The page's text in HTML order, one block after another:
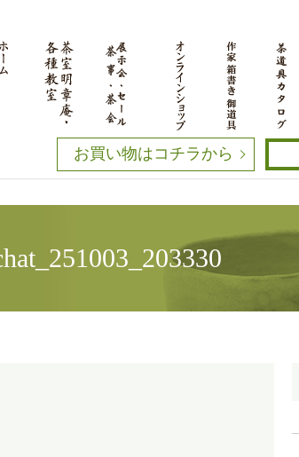
お買い物はコチラから